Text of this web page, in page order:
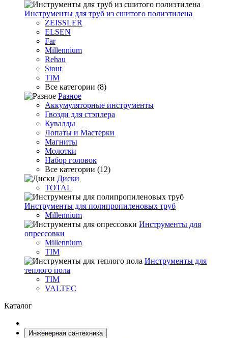
Инструменты для труб из сшитого полиэтилена
ZEISSLER
ELSEN
Far
Millennium
Rehau
Stout
TIM
Все категории (8)
Разное
Аккумуляторные инструменты
Гвозди для стэплера
Кувалды
Лопаты и Мастерки
Магниты
Молотки
Набор головок
Все категории (12)
Диски
TOTAL
Инструменты для полипропиленовых труб
Millennium
Инструменты для
опрессовки
Millennium
TIM
Инструменты для
теплого пола
TIM
VALTEC
Каталог
Инженерная сантехника